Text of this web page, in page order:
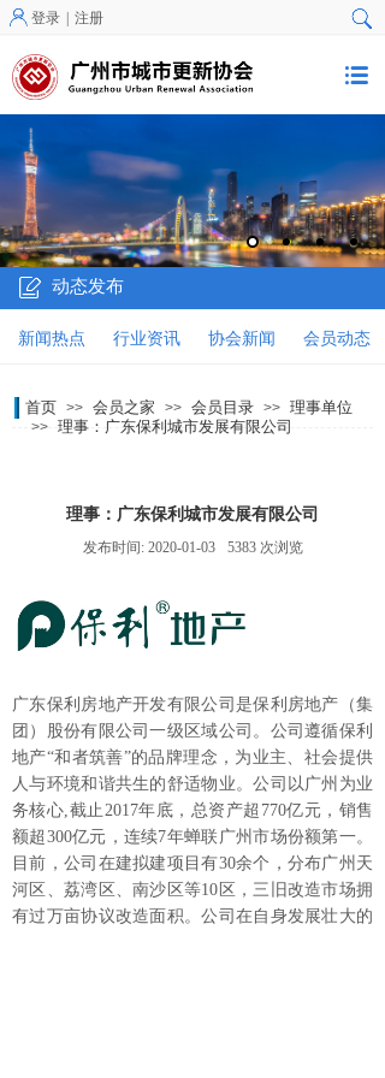
登录 注册
动态发布
新闻热点 行业资讯 协会新闻 会员动态
首页 >> 会员之家 >> 会员目录 >> 理事单位
>> 理事：广东保利城市发展有限公司
理事：广东保利城市发展有限公司
发布时间: 2020-01-03 5383 次浏览
广东保利房地产开发有限公司是保利房地产（集
团）股份有限公司一级区域公司。公司遵循保利
地产“和者筑善”的品牌理念，为业主、社会提供
人与环境和谐共生的舒适物业。公司以广州为业
务核心,截止2017年底，总资产超770亿元，销售
额超300亿元，连续7年蝉联广州市场份额第一。
目前，公司在建拟建项目有30余个，分布广州天
河区、荔湾区、南沙区等10区，三旧改造市场拥
有过万亩协议改造面积。公司在自身发展壮大的